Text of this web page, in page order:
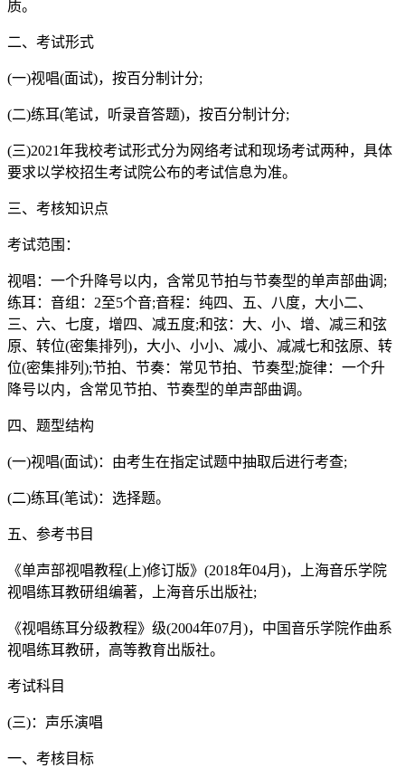
质。
二、考试形式
(一)视唱(面试)，按百分制计分;
(二)练耳(笔试，听录音答题)，按百分制计分;
(三)2021年我校考试形式分为网络考试和现场考试两种，具体
要求以学校招生考试院公布的考试信息为准。
三、考核知识点
考试范围：
视唱：一个升降号以内，含常见节拍与节奏型的单声部曲调;
练耳：音组：2至5个音;音程：纯四、五、八度，大小二、
三、六、七度，增四、减五度;和弦：大、小、增、减三和弦
原、转位(密集排列)，大小、小小、减小、减减七和弦原、转
位(密集排列);节拍、节奏：常见节拍、节奏型;旋律：一个升
降号以内，含常见节拍、节奏型的单声部曲调。
四、题型结构
(一)视唱(面试)：由考生在指定试题中抽取后进行考查;
(二)练耳(笔试)：选择题。
五、参考书目
《单声部视唱教程(上)修订版》(2018年04月)，上海音乐学院
视唱练耳教研组编著，上海音乐出版社;
《视唱练耳分级教程》级(2004年07月)，中国音乐学院作曲系
视唱练耳教研，高等教育出版社。
考试科目
(三)：声乐演唱
一、考核目标